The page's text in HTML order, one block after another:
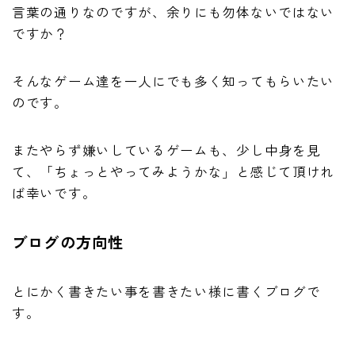
言葉の通りなのですが、余りにも勿体ないではない
ですか？
そんなゲーム達を一人にでも多く知ってもらいたい
のです。
またやらず嫌いしているゲームも、少し中身を見
て、「ちょっとやってみようかな」と感じて頂けれ
ば幸いです。
ブログの方向性
とにかく書きたい事を書きたい様に書くブログで
す。